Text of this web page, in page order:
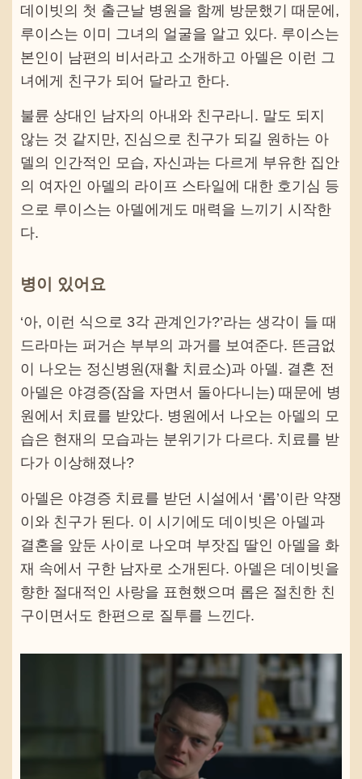
데이빗의 첫 출근날 병원을 함께 방문했기 때문에,
루이스는 이미 그녀의 얼굴을 알고 있다. 루이스는
본인이 남편의 비서라고 소개하고 아델은 이런 그
녀에게 친구가 되어 달라고 한다.
불륜 상대인 남자의 아내와 친구라니. 말도 되지
않는 것 같지만, 진심으로 친구가 되길 원하는 아
델의 인간적인 모습, 자신과는 다르게 부유한 집안
의 여자인 아델의 라이프 스타일에 대한 호기심 등
으로 루이스는 아델에게도 매력을 느끼기 시작한
다.
병이 있어요
‘아, 이런 식으로 3각 관계인가?’라는 생각이 들 때
드라마는 퍼거슨 부부의 과거를 보여준다. 뜬금없
이 나오는 정신병원(재활 치료소)과 아델. 결혼 전
아델은 야경증(잠을 자면서 돌아다니는) 때문에 병
원에서 치료를 받았다. 병원에서 나오는 아델의 모
습은 현재의 모습과는 분위기가 다르다. 치료를 받
다가 이상해졌나?
아델은 야경증 치료를 받던 시설에서 ‘롭’이란 약쟁
이와 친구가 된다. 이 시기에도 데이빗은 아델과
결혼을 앞둔 사이로 나오며 부잣집 딸인 아델을 화
재 속에서 구한 남자로 소개된다. 아델은 데이빗을
향한 절대적인 사랑을 표현했으며 롭은 절친한 친
구이면서도 한편으로 질투를 느낀다.